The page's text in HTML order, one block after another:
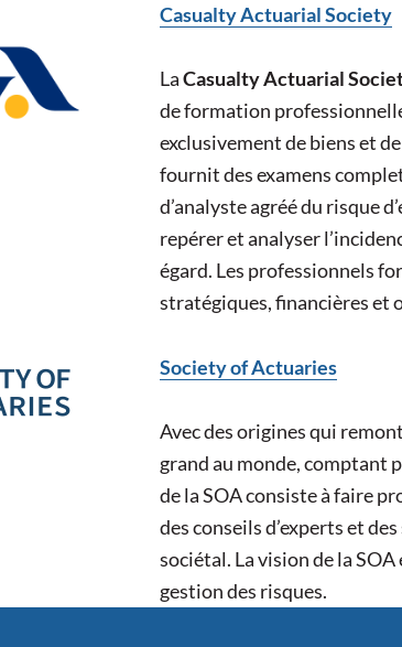
Casualty Actuarial Society
LaCasualty Actuarial
de formation
exclusivement de biens et
fournit des examens
d’analyste agréé du risque
repérer et analyser
égard. Les professionnels
stratégiques, financières et
Society of Actuaries
Avec des origines qui
grand au monde, comptant
de la SOA consiste à faire
des conseils d’experts et
sociétal. La vision de la
gestion des risques.